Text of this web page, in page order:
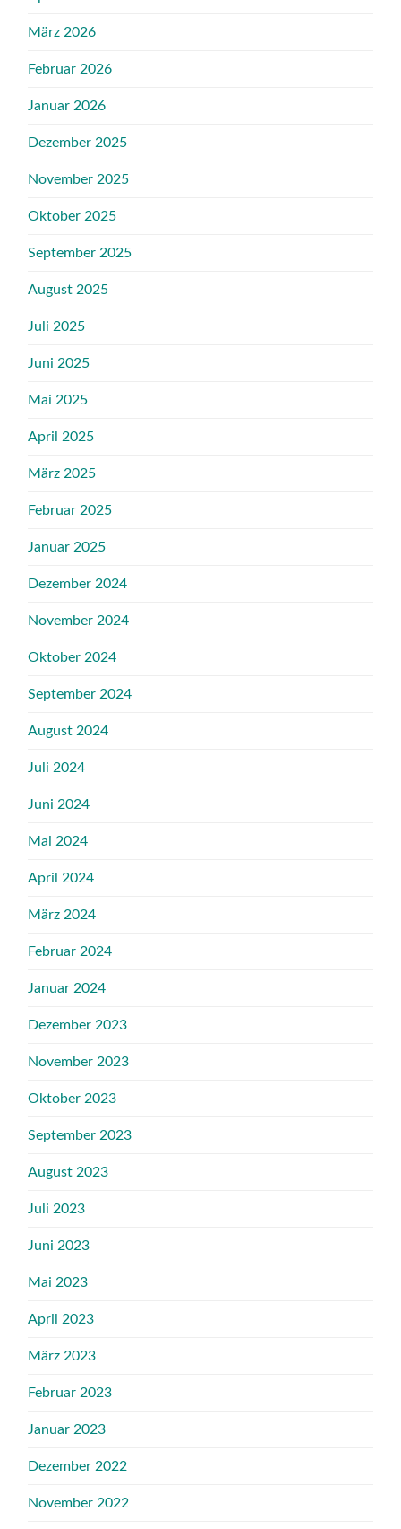
März 2026
Februar 2026
Januar 2026
Dezember 2025
November 2025
Oktober 2025
September 2025
August 2025
Juli 2025
Juni 2025
Mai 2025
April 2025
März 2025
Februar 2025
Januar 2025
Dezember 2024
November 2024
Oktober 2024
September 2024
August 2024
Juli 2024
Juni 2024
Mai 2024
April 2024
März 2024
Februar 2024
Januar 2024
Dezember 2023
November 2023
Oktober 2023
September 2023
August 2023
Juli 2023
Juni 2023
Mai 2023
April 2023
März 2023
Februar 2023
Januar 2023
Dezember 2022
November 2022